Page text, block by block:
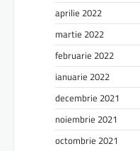
aprilie 2022
martie 2022
februarie 2022
ianuarie 2022
decembrie 2021
noiembrie 2021
octombrie 2021